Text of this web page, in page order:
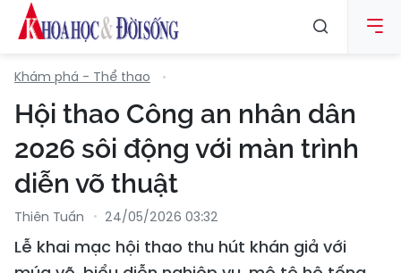
Khám phá - Thể thao
Hội thao Công an nhân dân
2026 sôi động với màn trình
diễn võ thuật
Thiên Tuấn 24/05/2026 03:32
Lễ khai mạc hội thao thu hút khán giả với